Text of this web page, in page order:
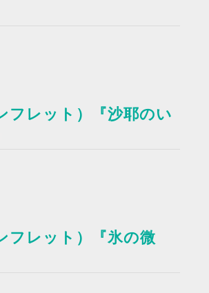
フレット）『沙耶のい
フレット）『氷の微